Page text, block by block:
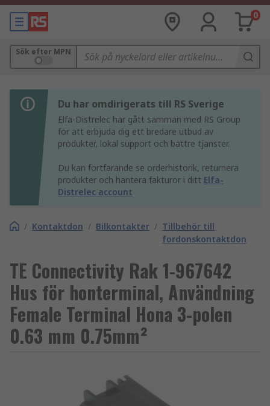
0
Sök efter MPN
Du har omdirigerats till RS Sverige
Elfa-Distrelec har gått samman med RS Group
för att erbjuda dig ett bredare utbud av
produkter, lokal support och bättre tjänster.
Du kan fortfarande se orderhistorik, returnera
produkter och hantera fakturor i ditt Elfa-
Distrelec account
/ Kontaktdon / Bilkontakter / Tillbehör till
fordonskontaktdon
TE Connectivity Rak 1-967642
Hus för honterminal, Användning
Female Terminal Hona 3-polen
0.63 mm 0.75mm²